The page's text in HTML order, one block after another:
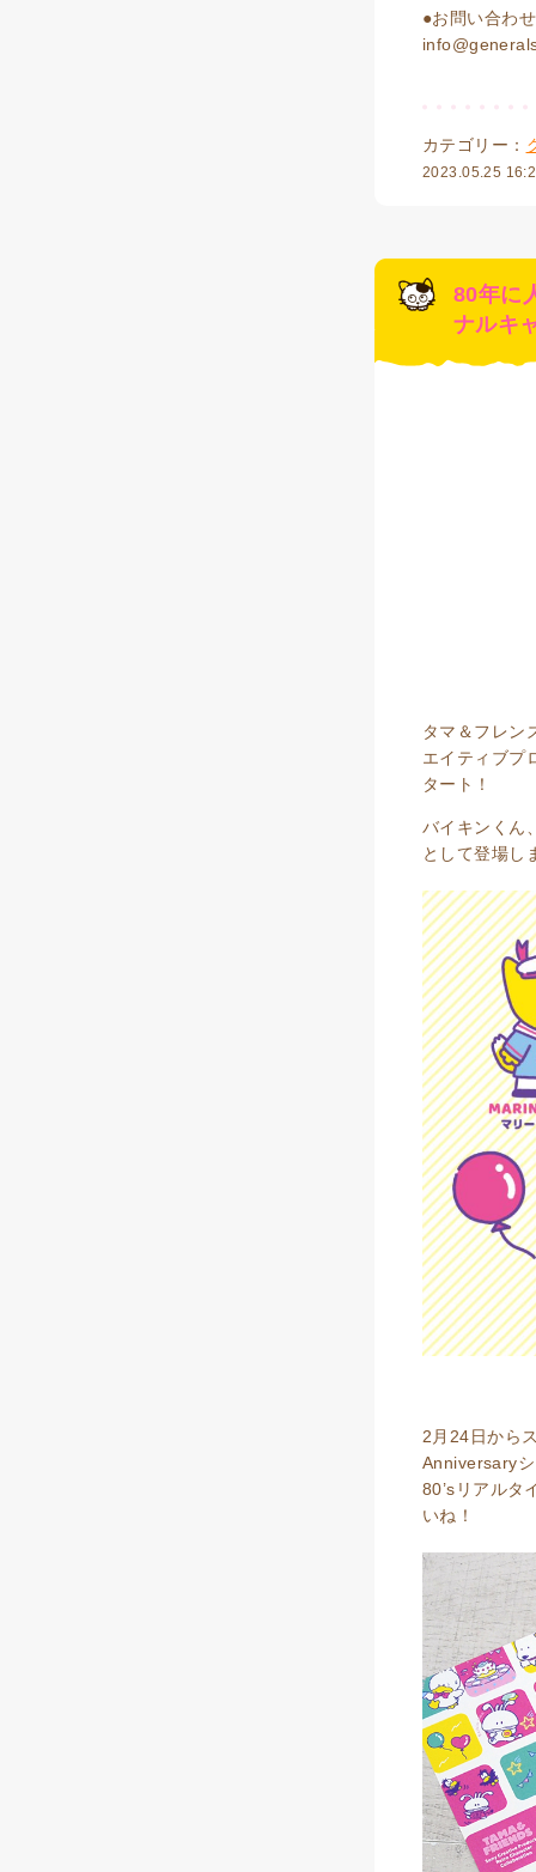
●お問い合わ
カテゴリー：
2023.05.25
80年に
ナルキ
タマ＆フレン
エイティブプ
タート！
バイキンくん
として登場し
2月24日から
Anniversary
80’sリアルタ
いね！